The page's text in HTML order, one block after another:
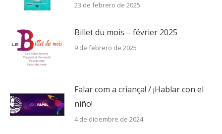
23 de febrero de 2025
Billet du mois – février 2025
9 de febrero de 2025
Falar com a criança! / ¡Hablar con el
niño!
4 de diciembre de 2024